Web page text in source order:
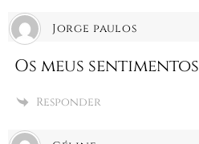
Jorge paulos
Os meus sentimentos
Responder